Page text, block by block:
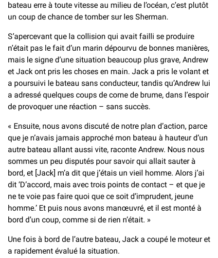
bateau erre à toute vitesse au milieu de l’océan, c’est plutôt
un coup de chance de tomber sur les Sherman.
S’apercevant que la collision qui avait failli se produire
n’était pas le fait d’un marin dépourvu de bonnes manières,
mais le signe d’une situation beaucoup plus grave, Andrew
et Jack ont pris les choses en main. Jack a pris le volant et
a poursuivi le bateau sans conducteur, tandis qu’Andrew lui
a adressé quelques coups de corne de brume, dans l’espoir
de provoquer une réaction – sans succès.
« Ensuite, nous avons discuté de notre plan d’action, parce
que je n’avais jamais approché mon bateau à hauteur d’un
autre bateau allant aussi vite, raconte Andrew. Nous nous
sommes un peu disputés pour savoir qui allait sauter à
bord, et [Jack] m’a dit que j’étais un vieil homme. Alors j’ai
dit ‘D’accord, mais avec trois points de contact – et que je
ne te voie pas faire quoi que ce soit d’imprudent, jeune
homme.’ Et puis nous avons manœuvré, et il est monté à
bord d’un coup, comme si de rien n’était. »
Une fois à bord de l’autre bateau, Jack a coupé le moteur et
a rapidement évalué la situation.